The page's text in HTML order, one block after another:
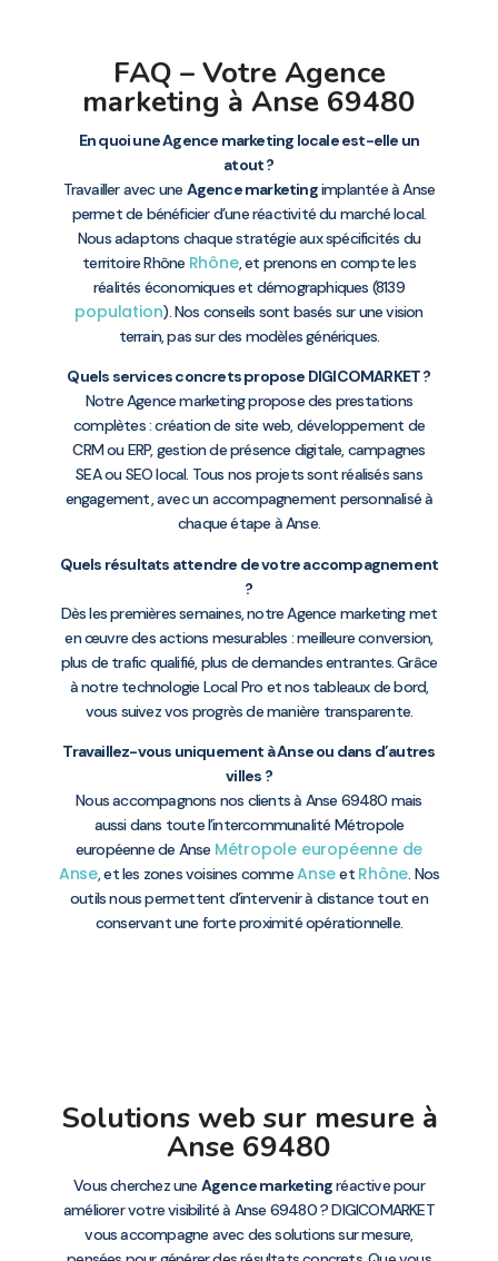
FAQ – Votre Agence
marketing à Anse 69480
En quoi une Agence marketing locale est-elle un
atout ?
Travailler avec une Agence marketingimplantée à Anse
permet de bénéficier d’une réactivité du marché local.
Nous adaptons chaque stratégie aux spécificités du
territoire Rhône Rhône, et prenons en compte les
réalités économiques et démographiques (8139
population). Nos conseils sont basés sur une vision
terrain, pas sur des modèles génériques.
Quels services concrets propose DIGICOMARKET ?
Notre Agence marketing propose des prestations
complètes : création de site web, développement de
CRM ou ERP, gestion de présence digitale, campagnes
SEA ou SEO local. Tous nos projets sont réalisés sans
engagement, avec un accompagnement personnalisé à
chaque étape à Anse.
Quels résultats attendre de votre accompagnement
?
Dès les premières semaines, notre Agence marketing met
en œuvre des actions mesurables : meilleure conversion,
plus de trafic qualifié, plus de demandes entrantes. Grâce
à notre technologie Local Pro et nos tableaux de bord,
vous suivez vos progrès de manière transparente.
Travaillez-vous uniquement à Anse ou dans d’autres
villes ?
Nous accompagnons nos clients à Anse 69480 mais
aussi dans toute l’intercommunalité Métropole
européenne de Anse Métropole européenne de
Anse, et les zones voisines commeAnseet Rhône. Nos
outils nous permettent d’intervenir à distance tout en
conservant une forte proximité opérationnelle.
Solutions web sur mesure à
Anse 69480
Vous cherchez une Agence marketingréactive pour
améliorer votre visibilité à Anse 69480 ? DIGICOMARKET
vous accompagne avec des solutions sur mesure,